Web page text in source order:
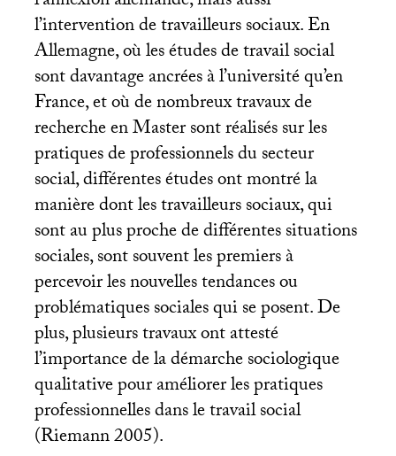
l’intervention de travailleurs sociaux. En
Allemagne, où les études de travail social
sont davantage ancrées à l’université qu’en
France, et où de nombreux travaux de
recherche en Master sont réalisés sur les
pratiques de professionnels du secteur
social, différentes études ont montré la
manière dont les travailleurs sociaux, qui
sont au plus proche de différentes situations
sociales, sont souvent les premiers à
percevoir les nouvelles tendances ou
problématiques sociales qui se posent. De
plus, plusieurs travaux ont attesté
l’importance de la démarche sociologique
qualitative pour améliorer les pratiques
professionnelles dans le travail social
(Riemann 2005).